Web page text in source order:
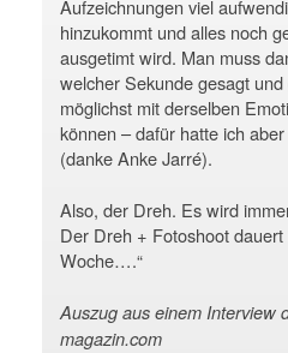
Aufzeichnungen viel
hinzukommt und alles noch
ausgetimt wird. Man muss
welcher Sekunde gesagt
möglichst mit derselben
können – dafür hatte ich
(danke Anke Jarré).
Also, der Dreh. Es wird
Der Dreh + Fotoshoot
Woche….“
Auszug aus einem Interview
magazin.com